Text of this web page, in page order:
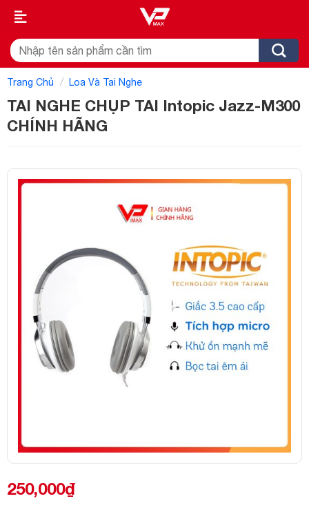
Skip
content
Tìm
kiếm:
Trang Chủ / Loa Và Tai Nghe
TAI NGHE CHỤP TAI Intopic Jazz-M300
CHÍNH HÃNG
250,000₫